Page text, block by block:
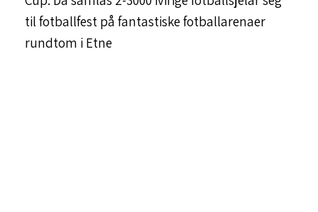
til fotballfest på fantastiske fotballarenaer
rundtom i Etne